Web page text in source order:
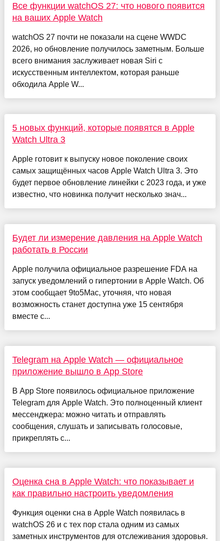
Все функции watchOS 27: что нового появится
на ваших Apple Watch
watchOS 27 почти не показали на сцене WWDC
2026, но обновление получилось заметным. Больше
всего внимания заслуживает новая Siri с
искусственным интеллектом, которая раньше
обходила Apple W...
5 новых функций, которые появятся в Apple
Watch Ultra 3
Apple готовит к выпуску новое поколение своих
самых защищённых часов Apple Watch Ultra 3. Это
будет первое обновление линейки с 2023 года, и уже
известно, что новинка получит несколько знач...
Будет ли измерение давления на Apple Watch
работать в России
Apple получила официальное разрешение FDA на
запуск уведомлений о гипертонии в Apple Watch. Об
этом сообщает 9to5Mac, уточняя, что новая
возможность станет доступна уже 15 сентября
вместе с...
Telegram на Apple Watch — официальное
приложение вышло в App Store
В App Store появилось официальное приложение
Telegram для Apple Watch. Это полноценный клиент
мессенджера: можно читать и отправлять
сообщения, слушать и записывать голосовые,
прикреплять с...
Оценка сна в Apple Watch: что показывает и
как правильно настроить уведомления
Функция оценки сна в Apple Watch появилась в
watchOS 26 и с тех пор стала одним из самых
заметных инструментов для отслеживания здоровья.